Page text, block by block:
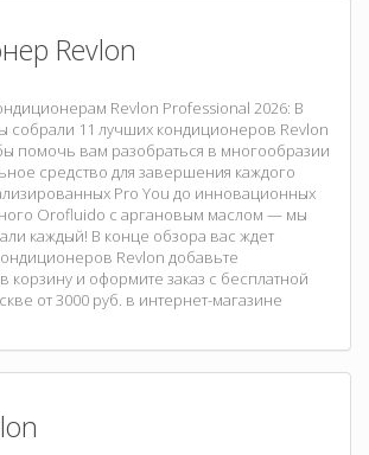
Revlon
Revlon Professional 2026: В
11 лучших кондиционеров Revlon
помочь вам разобраться в многообразии
средство для завершения каждого
Pro You до инновационных
Orofluido с аргановым маслом — мы
каждый! В конце обзора вас ждет
Revlon добавьте
и оформите заказ с бесплатной
от 3000 руб. в интернет-магазине